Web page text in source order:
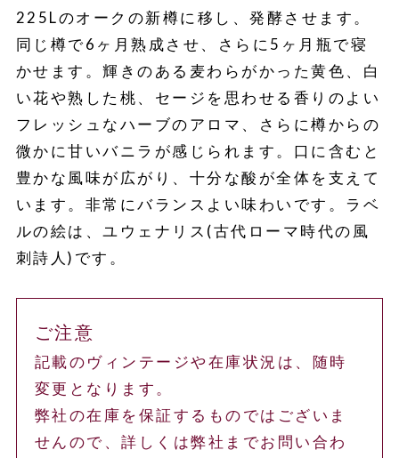
225Lのオークの新樽に移し、発酵させます。
同じ樽で6ヶ月熟成させ、さらに5ヶ月瓶で寝
かせます。輝きのある麦わらがかった黄色、白
い花や熟した桃、セージを思わせる香りのよい
フレッシュなハーブのアロマ、さらに樽からの
微かに甘いバニラが感じられます。口に含むと
豊かな風味が広がり、十分な酸が全体を支えて
います。非常にバランスよい味わいです。ラベ
ルの絵は、ユウェナリス(古代ローマ時代の風
刺詩人)です。
ご注意
記載のヴィンテージや在庫状況は、随時
変更となります。
弊社の在庫を保証するものではございま
せんので、詳しくは弊社までお問い合わ